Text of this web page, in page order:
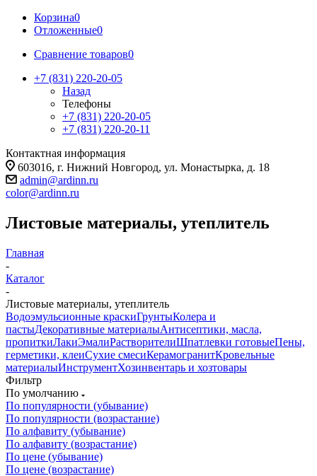
Корзина0
Отложенные0
Сравнение товаров0
+7 (831) 220-20-05
Назад
Телефоны
+7 (831) 220-20-05
+7 (831) 220-20-11
Контактная информация
603016, г. Нижний Новгород, ул. Монастырка, д. 18
admin@ardinn.ru
color@ardinn.ru
Листовые материалы, утеплитель
Главная
-
Каталог
-
Листовые материалы, утеплитель
Водоэмульсионные краскиГрунтыКолера и
пастыДекоративные материалыАнтисептики, масла,
пропиткиЛакиЭмалиРастворителиШпатлевки готовыеПены,
герметики, клеиСухие смесиКерамогранитКровельные
материалыИнструментХозинвентарь и хозтовары
Фильтр
По умолчанию
По популярности (убывание)
По популярности (возрастание)
По алфавиту (убывание)
По алфавиту (возрастание)
По цене (убывание)
По цене (возрастание)